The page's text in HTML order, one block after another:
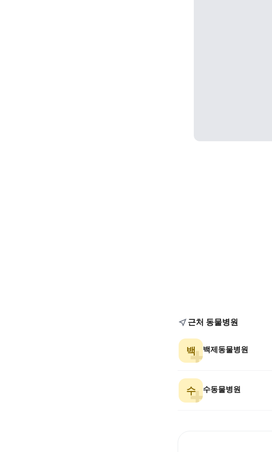
근처 동물병원
백 백제동물병원
수 수동물병원